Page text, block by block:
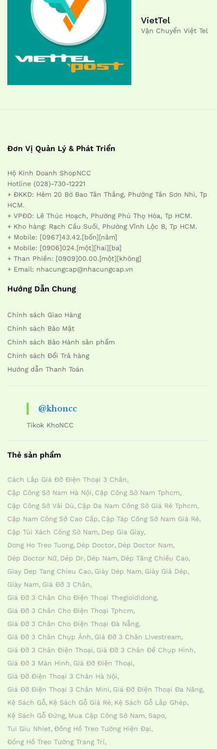
VietTel
Vận Chuyển Việt Tel
Đơn Vị Quản Lý & Phát Triển
Hộ Kinh Doanh ShopNCC
Hotline (028)-730-12221
+ ĐKKD: Hẻm 20 Bờ Bao Tân Thắng, Phường Tân Sơn Nhì, Tp
HCM.
+ VPĐD: Lê Thúc Hoạch, Phường Phú Thọ Hòa, Tp HCM.
+ Kho hàng: Rạch Cầu Suối, Phường Vĩnh Lộc B, Tp HCM.
+ Mobile: [0967]43.42.[bốn][năm]
+ Mobile: [0906]024.[một][hai][ba]
+ Than Phiền: [0909]00.00.[một][không]
+ Email: nhacungcap@nhacungcap.vn
Hướng Dẫn Chung
Chính sách Giao Hàng
Chính sách Bảo Mật
Chính sách Bảo Hành sản phẩm
Chính sách Đổi Trả hàng
Hướng dẫn Thanh Toán
@khoncc
Tikok KhoNCC
Thẻ sản phẩm
Cách Lắp Giá Đỡ Điện Thoại 3 Chân
Cặp Công Sở Nam Hà Nội Cặp Công Sở Nam Tphcm
Cặp Công Sở Vải Dù Cặp Da Nam Công Sở Giá Rẻ Tphcm
Cặp Nam Công Sở Cao Cấp Cặp Táp Công Sở Nam Giá Rẻ
Cặp Túi Xách Công Sở Nam Dep Gia Giay
Dong Ho Treo Tuong Dép Doctor Dép Doctor Nam
Dép Doctor Nữ Dép Dr Dép Nam Dép Tăng Chiều Cao
Giay Dep Tang Chieu Cao Giày Dép Nam Giày Giả Dép
Giày Nam Giá Đỡ 3 Chân
Giá Đỡ 3 Chân Cho Điện Thoại Thegioididong
Giá Đỡ 3 Chân Cho Điện Thoại Tphcm
Giá Đỡ 3 Chân Cho Điện Thoại Đà Nẵng
Giá Đỡ 3 Chân Chụp Ảnh Giá Đỡ 3 Chân Livestream
Giá Đỡ 3 Chân Điện Thoại Giá Đỡ 3 Chân Đế Chụp Hình
Giá Đỡ 3 Màn Hình Giá Đỡ Điện Thoại
Giá Đỡ Điện Thoại 3 Chân Hà Nội
Giá Đỡ Điện Thoại 3 Chân Mini Giá Đỡ Điện Thoại Đa Năng
Kệ Sách Gỗ Kệ Sách Gỗ Giá Rẻ Kệ Sách Gỗ Lắp Ghép
Kệ Sách Gỗ Đứng Mua Cặp Công Sở Nam Sapo
Tui Giu Nhiet Đồng Hồ Treo Tường Hiện Đại
Đồng Hồ Treo Tường Trang Trí